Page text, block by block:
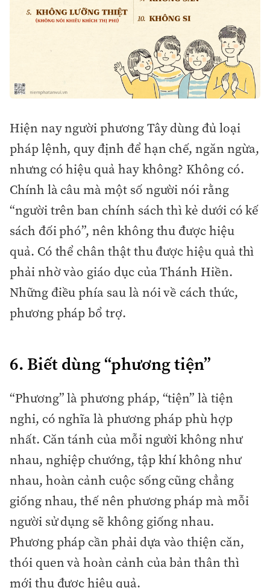
Hiện nay người phương Tây dùng đủ loại
pháp lệnh, quy định để hạn chế, ngăn ngừa,
nhưng có hiệu quả hay không? Không có.
Chính là câu mà một số người nói rằng
“người trên ban chính sách thì kẻ dưới có kế
sách đối phó”, nên không thu được hiệu
quả. Có thể chân thật thu được hiệu quả thì
phải nhờ vào giáo dục của Thánh Hiền.
Những điều phía sau là nói về cách thức,
phương pháp bổ trợ.
6. Biết dùng “phương tiện”
“Phương” là phương pháp, “tiện” là tiện
nghi, có nghĩa là phương pháp phù hợp
nhất. Căn tánh của mỗi người không như
nhau, nghiệp chướng, tập khí không như
nhau, hoàn cảnh cuộc sống cũng chẳng
giống nhau, thế nên phương pháp mà mỗi
người sử dụng sẽ không giống nhau.
Phương pháp cần phải dựa vào thiện căn,
thói quen và hoàn cảnh của bản thân thì
mới thu được hiệu quả.